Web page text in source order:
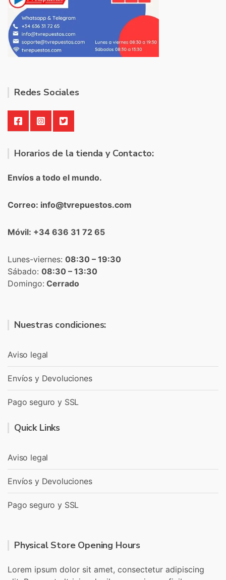
Redes Sociales
Horarios de la tienda y Contacto:
Envíos a todo el mundo.
Correo: info@tvrepuestos.com
Móvil: +34 636 31 72 65
Lunes-viernes: 08:30 – 19:30
Sábado: 08:30 – 13:30
Domingo: Cerrado
Nuestras condiciones:
Aviso legal
Envíos y Devoluciones
Pago seguro y SSL
Quick Links
Aviso legal
Envíos y Devoluciones
Pago seguro y SSL
Physical Store Opening Hours
Lorem ipsum dolor sit amet, consectetur adipiscing